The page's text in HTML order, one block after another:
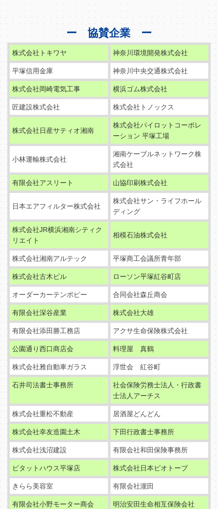
ー 協賛企業 ー
株式会社トキワヤ 神奈川環境開発株式会社
平塚信用金庫 神奈川中央交通株式会社
株式会社岡崎電気工事 横浜ゴム株式会社
匠建設株式会社 株式会社トノックス
株式会社日産サティオ湘南
株式会社パイロットコーポレ
ーション 平塚工場
小林運輸株式会社
湘南ケーブルネットワーク株
式会社
有限会社アスリート 山協印刷株式会社
日本エアフィルター株式会社
株式会社サン・ライフホール
ディング
株式会社JR横浜湘南シティク
リエイト
相模石油株式会社
株式会社湘南アルテック 平塚商工会議所青年部
株式会社古木ビル ローソン平塚紅谷町店
オーダーカーテンポピー 合同会社森丘商会
有限会社深谷産業 株式会社大雄
有限会社添田勝工務店 アクサ生命保険株式会社
公園通り西口商店会 料理屋 真鶴
株式会社雅自動車ガラス 浮世会 紅谷町
石井司法書士事務所
社会保険労務士法人・行政書
士法人アーチス
株式会社重松不動産 居酒屋どんどん
株式会社幸友造園土木 下田行政書士事務所
株式会社浅沼建設 有限会社和田保険事務所
ピタットハウス平塚店 株式会社日本ビオトーブ
きらら美容室 有限会社瀧田
有限会社小野モーター商会 明治安田生命相互保険会社